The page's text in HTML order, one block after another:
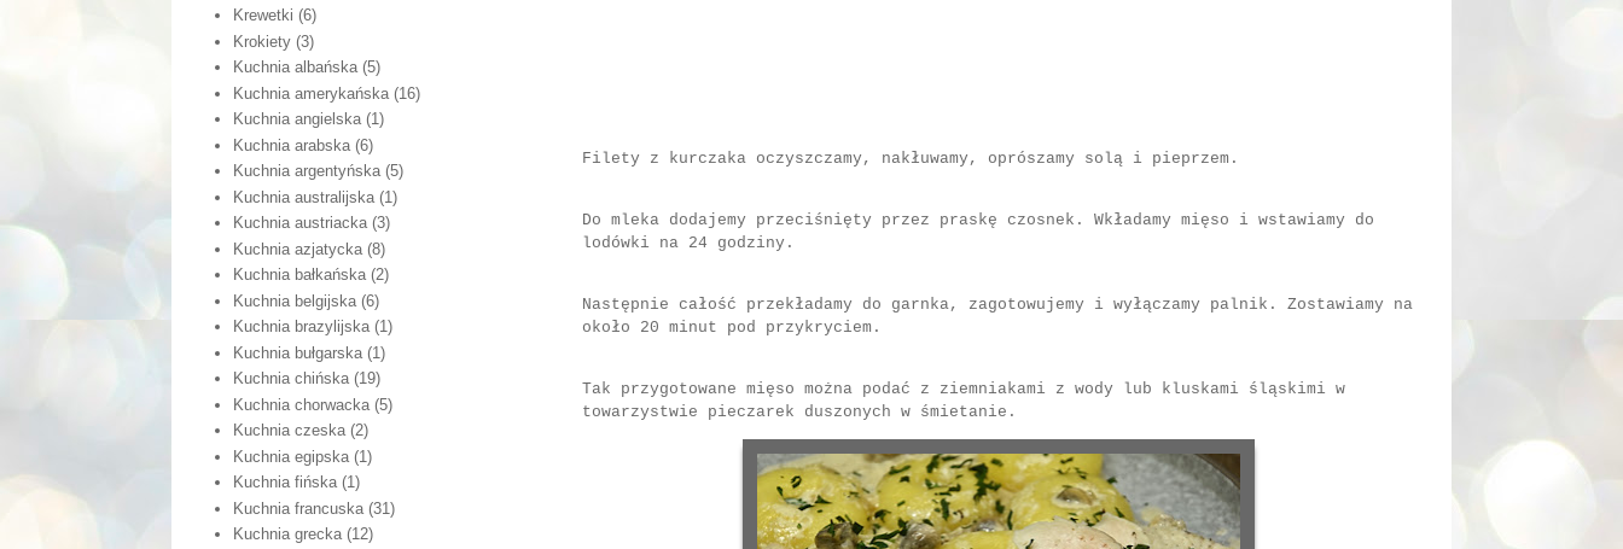
Filety z kurczaka oczyszczamy, nakłuwamy, oprószamy solą i pieprzem.
Do mleka dodajemy przeciśnięty przez praskę czosnek. Wkładamy mięso i wstawiamy do
lodówki na 24 godziny.
Następnie całość przekładamy do garnka, zagotowujemy i wyłączamy palnik. Zostawiamy na
około 20 minut pod przykryciem.
Tak przygotowane mięso można podać z ziemniakami z wody lub kluskami śląskimi w
towarzystwie pieczarek duszonych w śmietanie.
Krewetki (6)
Krokiety (3)
Kuchnia albańska (5)
Kuchnia amerykańska (16)
Kuchnia angielska (1)
Kuchnia arabska (6)
Kuchnia argentyńska (5)
Kuchnia australijska (1)
Kuchnia austriacka (3)
Kuchnia azjatycka (8)
Kuchnia bałkańska (2)
Kuchnia belgijska (6)
Kuchnia brazylijska (1)
Kuchnia bułgarska (1)
Kuchnia chińska (19)
Kuchnia chorwacka (5)
Kuchnia czeska (2)
Kuchnia egipska (1)
Kuchnia fińska (1)
Kuchnia francuska (31)
Kuchnia grecka (12)